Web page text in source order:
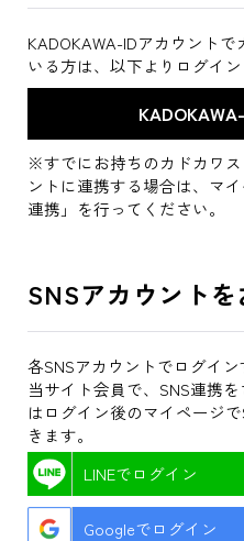
KADOKAWA-IDアカウント
いる方は、以下よりログイン
※すでにお持ちのカドカワス
ントに連携する場合は、マ
連携」を行ってください。
SNSアカウント
各SNSアカウントでログイン
当サイト会員で、SNS連携
はログイン後のマイページ
きます。
LINEでログイン
Googleでログイン